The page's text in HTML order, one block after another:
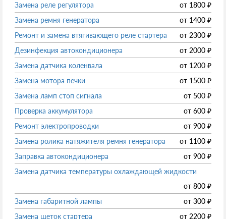
Замена реле регулятора
от 1800 ₽
Замена ремня генератора
от 1400 ₽
Ремонт и замена втягивающего реле стартера
от 2300 ₽
Дезинфекция автокондиционера
от 2000 ₽
Замена датчика коленвала
от 1200 ₽
Замена мотора печки
от 1500 ₽
Замена ламп стоп сигнала
от 500 ₽
Проверка аккумулятора
от 600 ₽
Ремонт электропроводки
от 900 ₽
Замена ролика натяжителя ремня генератора
от 1100 ₽
Заправка автокондиционера
от 900 ₽
Замена датчика температуры охлаждающей жидкости
от 800 ₽
Замена габаритной лампы
от 300 ₽
Замена щеток стартера
от 2200 ₽